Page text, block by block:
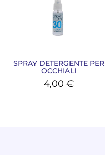
SPRAY DETERGENTE PER
OCCHIALI
4,00€